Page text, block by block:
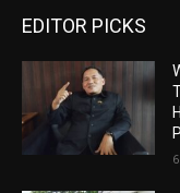
EDITOR PICKS